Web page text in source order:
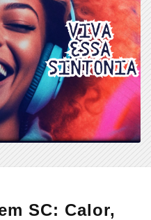
SC: Calor,